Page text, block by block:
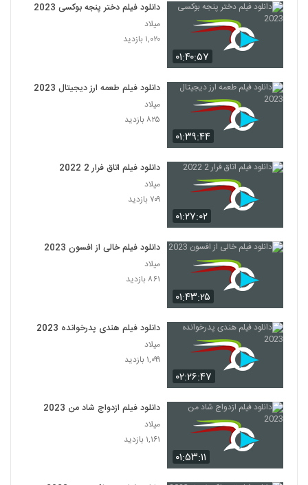
۰۱:۴۰:۵۷
دانلود فیلم دختر پنجه بوکسی 2023
میلاد
۱,۰۲۰ بازدید
۰۱:۳۹:۴۴
دانلود فیلم طعمه ارز دیجیتال 2023
میلاد
۸۲۵ بازدید
۰۱:۲۷:۰۲
دانلود فیلم اتاق فرار 2 2022
میلاد
۷۰۹ بازدید
۰۱:۴۳:۲۵
دانلود فیلم خالی از افسون 2023
میلاد
۸۶۱ بازدید
۰۲:۲۶:۴۷
دانلود فیلم هندی پدرخوانده 2023
میلاد
۱,۰۹۹ بازدید
۰۱:۵۳:۱۱
دانلود فیلم ازدواج شاد من 2023
میلاد
۱,۱۶۱ بازدید